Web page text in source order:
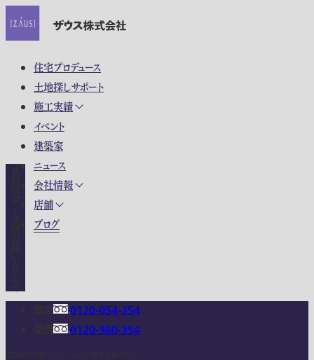
住宅プロデュース
土地探しサポート
施工実績
イベント
建築家
ニュース
会社情報
店舗
ブログ
0120-054-354
0120-360-354